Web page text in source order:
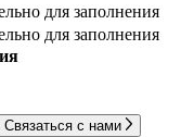
для заполнения
для заполнения
Связаться с нами